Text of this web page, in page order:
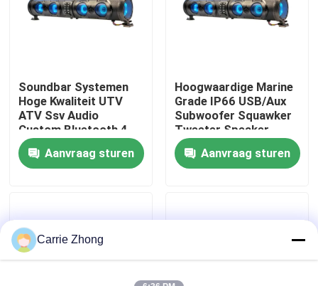
Fabrieksreis
Contact de V.S.
Nieuws
Het Wieldekking van de golfkar
Het Dashboard van de golfkar
Soundbar Systemen
Hoge Kwaliteit UTV
ATV Ssv Audio
Custom Bluetooth 4
Luidsprekers
Afstandsbediening
IP66 Waterdicht USB
Aanvraag sturen
Hoogwaardige Marine
Grade IP66 USB/Aux
Subwoofer Squawker
Tweeter Speaker
Elektrische Golfkar
Bluetooth Soundbar
Aanvraag sturen
Carrie Zhong